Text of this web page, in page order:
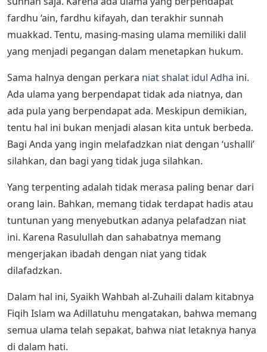
fardhu ‘ain, fardhu kifayah, dan terakhir sunnah
muakkad. Tentu, masing-masing ulama memiliki dalil
yang menjadi pegangan dalam menetapkan hukum.
Sama halnya dengan perkara niat shalat idul Adha ini.
Ada ulama yang berpendapat tidak ada niatnya, dan
ada pula yang berpendapat ada. Meskipun demikian,
tentu hal ini bukan menjadi alasan kita untuk berbeda.
Bagi Anda yang ingin melafadzkan niat dengan ‘ushalli’
silahkan, dan bagi yang tidak juga silahkan.
Yang terpenting adalah tidak merasa paling benar dari
orang lain. Bahkan, memang tidak terdapat hadis atau
tuntunan yang menyebutkan adanya pelafadzan niat
ini. Karena Rasulullah dan sahabatnya memang
mengerjakan ibadah dengan niat yang tidak
dilafadzkan.
Dalam hal ini, Syaikh Wahbah al-Zuhaili dalam kitabnya
Fiqih Islam wa Adillatuhu mengatakan, bahwa memang
semua ulama telah sepakat, bahwa niat letaknya hanya
di dalam hati.